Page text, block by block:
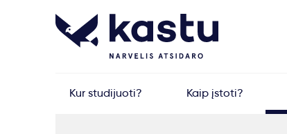
Kur studijuoti? Kaip įstoti?